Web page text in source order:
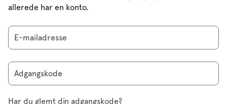
allerede har en konto.
E-mailadresse
Adgangskode
Har du glemt din adgangskode?